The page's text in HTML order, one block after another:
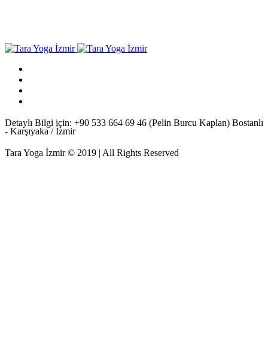
Detaylı Bilgi için: +90 533 664 69 46 (Pelin Burcu Kaplan) Bostanlı
- Karşıyaka / İzmir
Tara Yoga İzmir © 2019 | All Rights Reserved